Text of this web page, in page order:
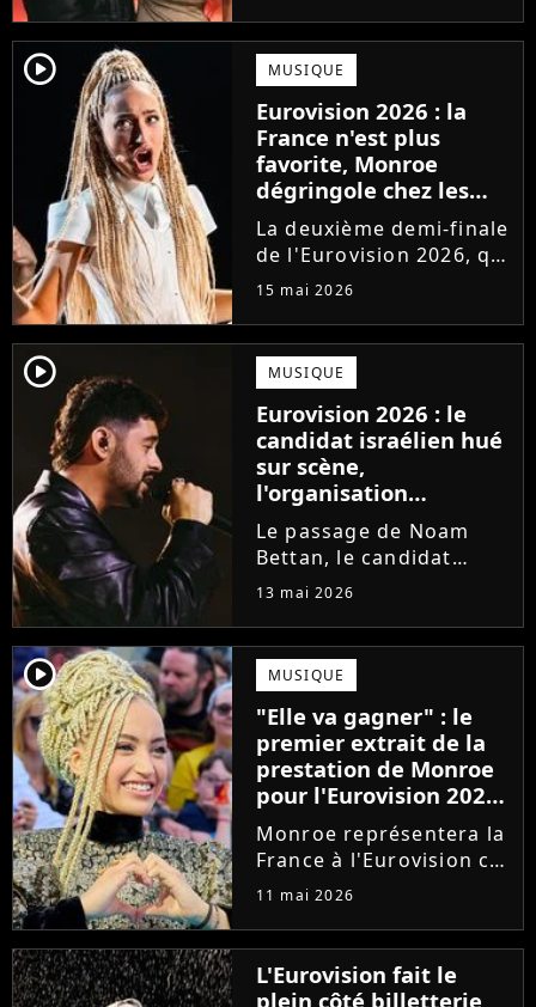
mois, la Finlande
s'apprête à briser les
règles et signer une
grande première dans
l'histoire...
player2 MUSIQUE
Eurovision 2026 : la
France n'est plus
favorite, Monroe
dégringole chez les
bookmakers après sa
performance en demi-
finale
La deuxième demi-finale
de l'Eurovision 2026, qui
s'est tenue jeudi 14 mai,
sa chanson Regarde !
pour la première fois
devant les
téléspectateurs
européens. Hélas,...
15 mai 2026
player2 MUSIQUE
Eurovision 2026 : le
candidat israélien hué
sur scène,
l'organisation
intervient
Le passage de Noam
Bettan, le candidat
représentant Israël à
de la première demi-
finale du concours, a
été perturbé par des
huées et des chants. La
phrase "Stop...
13 mai 2026
player2 MUSIQUE
"Elle va gagner" : le
premier extrait de la
prestation de Monroe
pour l'Eurovision 2026
séduit les bookmakers
Monroe représentera la
France à l'Eurovision ce
samedi 16 mai. Alors
favoris, un premier
extrait de sa prestation
vient d'être dévoilé. Et
11 mai 2026
L'Eurovision fait le
plein côté billetterie